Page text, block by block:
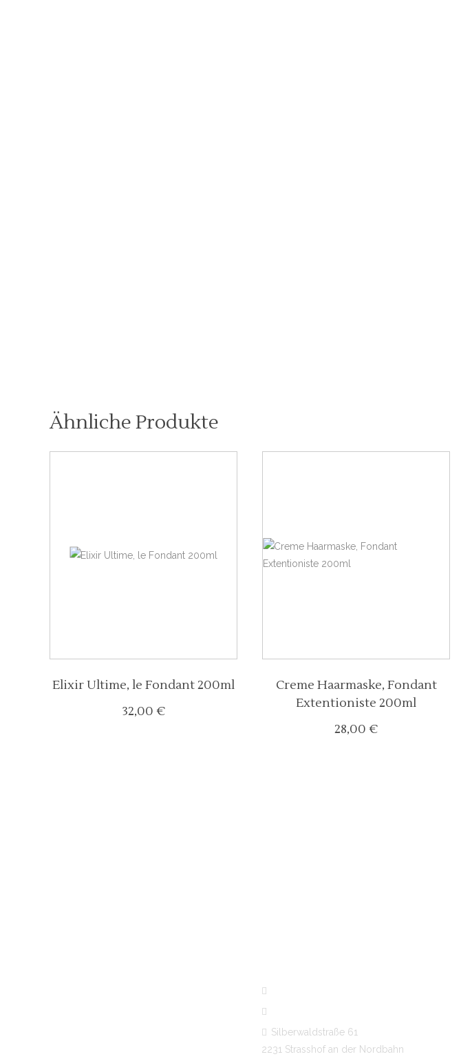
Ähnliche Produkte
Elixir Ultime, le Fondant 200ml
32,00 €
Creme Haarmaske, Fondant
Extentioniste 200ml
28,00 €
Silberwaldstraße 61
2231 Strasshof an der Nordbahn